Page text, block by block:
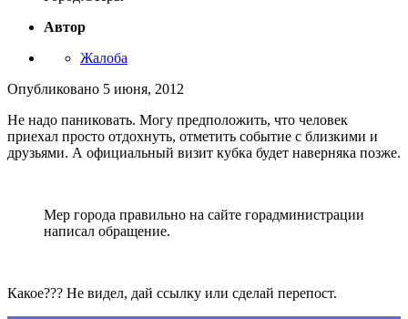
Автор
Жалоба
Опубликовано 5 июня, 2012
Не надо паниковать. Могу предположить, что человек
приехал просто отдохнуть, отметить событие с близкими и
друзьями. А официальный визит кубка будет наверняка позже.
Мер города правильно на сайте горадминистрации
написал обращение.
Какое??? Не видел, дай ссылку или сделай перепост.